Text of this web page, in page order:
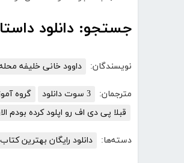
جستجو: دانلود
نویسندگان: داوود خانی خلیفه
مترجمان: 3 سوت دانلود گروه
قبلا پی دی اف رو اپلود کرده بودم
دسته‌ها: دانلود رایگان بهترین